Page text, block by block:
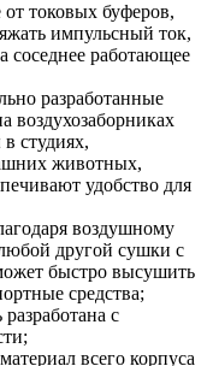
от токовых буферов,
импульсный ток,
соседнее работающее
разработанные
воздухозаборниках
студиях,
животных,
удобство для
воздушному
другой сушки с
быстро высушить
средства;
с
всего корпуса